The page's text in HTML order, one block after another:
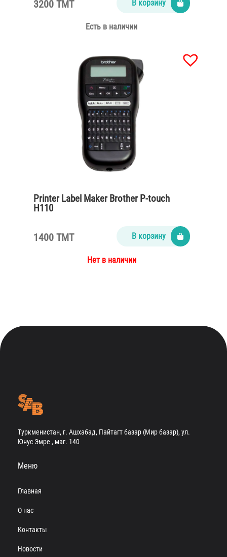
3200 TMT В корзину
Есть в наличии
Printer Label Maker Brother P-touch
H110
1400 TMT В корзину
Нет в наличии
Туркменистан, г. Ашхабад, Пайтагт базар (Мир базар), ул.
Юнус Эмре , маг. 140
Меню
Главная
О нас
Контакты
Новости